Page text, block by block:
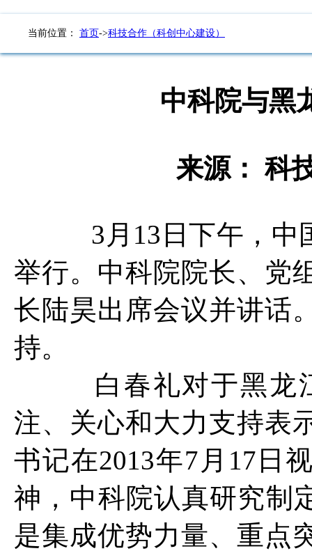
当前位置： 首页->科技合作（科创中心建设）
中科院与黑
来源： 科
3月13日下午，中
举行。中科院院长、党
长陆昊出席会议并讲话
持。
白春礼对于黑龙江
注、关心和大力支持表
书记在2013年7月17日
神，中科院认真研究制
是集成优势力量、重点